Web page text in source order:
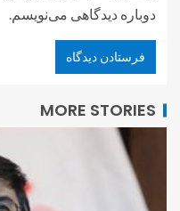
دوباره دیدگاهی می‌نویسم.
MORE STORIES